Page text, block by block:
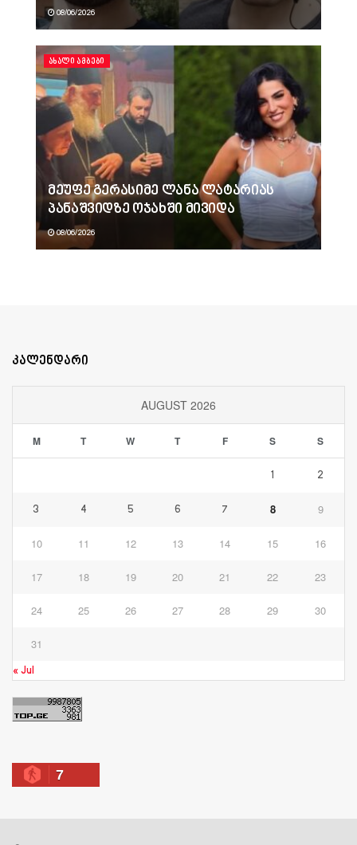
08/06/2026
ᲐᲮᲐᲚᲘ ᲐᲛᲑᲔᲑᲘ
მეუფე გერასიმე ლანა ლატარიას
პანაშვიდზე ოჯახში მივიდა
08/06/2026
კალენდარი
AUGUST 2026
M T W T F S S
1 2
3 4 5 6 7 8 9
10 11 12 13 14 15 16
17 18 19 20 21 22 23
24 25 26 27 28 29 30
31
« Jul
7